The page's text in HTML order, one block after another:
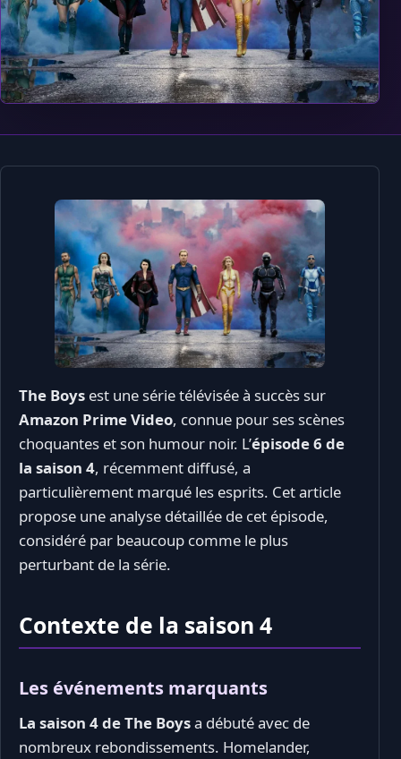
The Boys est une série télévisée à succès sur
Amazon Prime Video, connue pour ses scènes
choquantes et son humour noir. L’épisode 6 de
la saison 4, récemment diffusé, a
particulièrement marqué les esprits. Cet article
propose une analyse détaillée de cet épisode,
considéré par beaucoup comme le plus
perturbant de la série.
Contexte de la saison 4
Les événements marquants
La saison 4 de The Boysa débuté avec de
nombreux rebondissements. Homelander,